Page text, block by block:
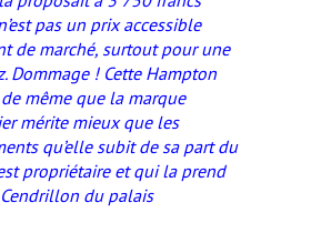
pas un prix accessible
de marché, surtout pour une
Dommage ! Cette Hampton
même que la marque
mérite mieux que les
qu’elle subit de sa part du
propriétaire et qui la prend
du palais